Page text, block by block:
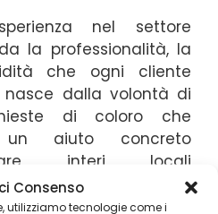
Consenso
utilizziamo tecnologie come i
nel settore
la professionalità, la
che ogni cliente
nasce dalla volontà di
di coloro che
aiuto concreto
interi locali
caotico di
materiali e